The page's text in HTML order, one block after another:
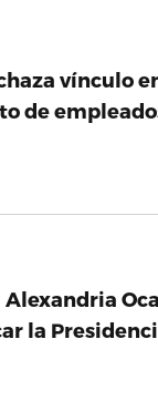
vínculo
de
la